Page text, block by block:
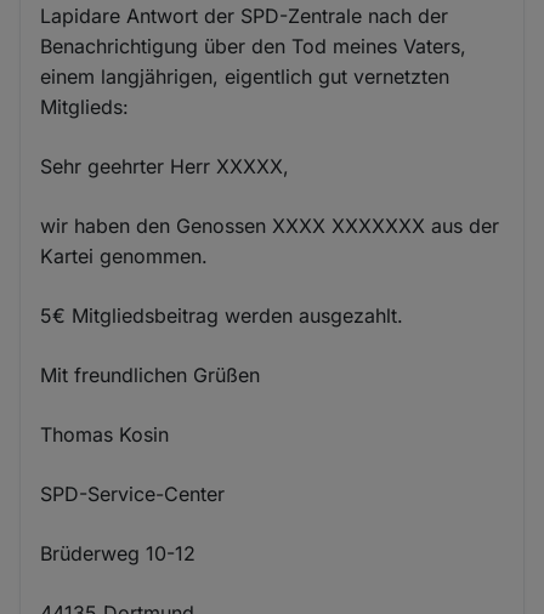
Lapidare Antwort der SPD-Zentrale nach der
Benachrichtigung über den Tod meines Vaters,
einem langjährigen, eigentlich gut vernetzten
Mitglieds:
Sehr geehrter Herr XXXXX,
wir haben den Genossen XXXX XXXXXXX aus der
Kartei genommen.
5€ Mitgliedsbeitrag werden ausgezahlt.
Mit freundlichen Grüßen
Thomas Kosin
SPD-Service-Center
Brüderweg 10-12